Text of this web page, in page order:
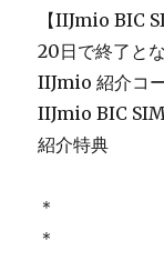
【IIJmio BIC
20日で終了と
IIJmio 紹介コ
IIJmio BIC
紹介特典
＊
＊